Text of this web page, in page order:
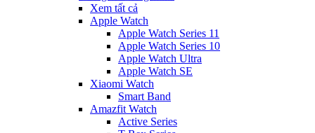
Xem tất cả
Apple Watch
Apple Watch Series 11
Apple Watch Series 10
Apple Watch Ultra
Apple Watch SE
Xiaomi Watch
Smart Band
Amazfit Watch
Active Series